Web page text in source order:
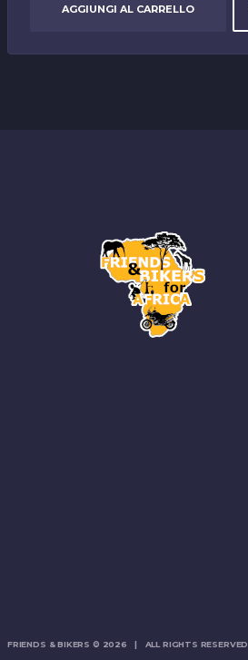
AGGIUNGI AL CARRELLO
FRIENDS & BIKERS © 2026 | ALL RIGHTS RESERVED